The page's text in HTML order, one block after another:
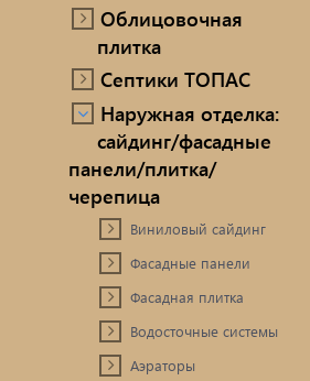
Облицовочная
плитка
Септики ТОПАС
Наружная отделка:
сайдинг/фасадные
панели/плитка/
черепица
Виниловый сайдинг
Фасадные панели
Фасадная плитка
Водосточные системы
Аэраторы